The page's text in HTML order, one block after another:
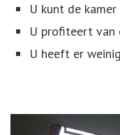
U kunt de
U profiteert van
U heeft er